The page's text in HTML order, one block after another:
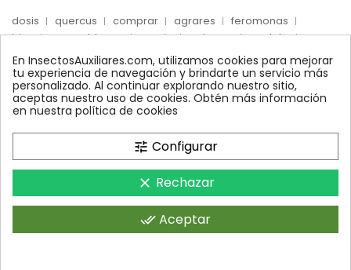
dosis quercus comprar agrares
feromonas
trips
mosca blanca precio palmera
quelato
Econex
control amblyseius araña roja
max
nido encinas alcornoques
conector
xilemax
foresta monitoreo ynject
fertinyect
bioline
robles conectores
ecologico
control biologico
InsectosAuxiliares.com © 2008 - 2026. Expertos en Agricultura
Ecológica y Control Biológico.Operado por AGRARES IBERIA SL.
Todos los derechos reservados.
En InsectosAuxiliares.com, utilizamos cookies para mejorar
tu experiencia de navegación y brindarte un servicio más
personalizado. Al continuar explorando nuestro sitio,
aceptas nuestro uso de cookies. Obtén más información
en nuestra política de cookies
tune Configurar
clear Rechazar
done_all Aceptar